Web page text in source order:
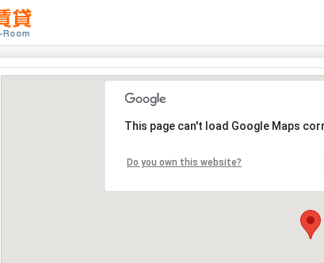
This page can't load Google Maps
Do you own this website?